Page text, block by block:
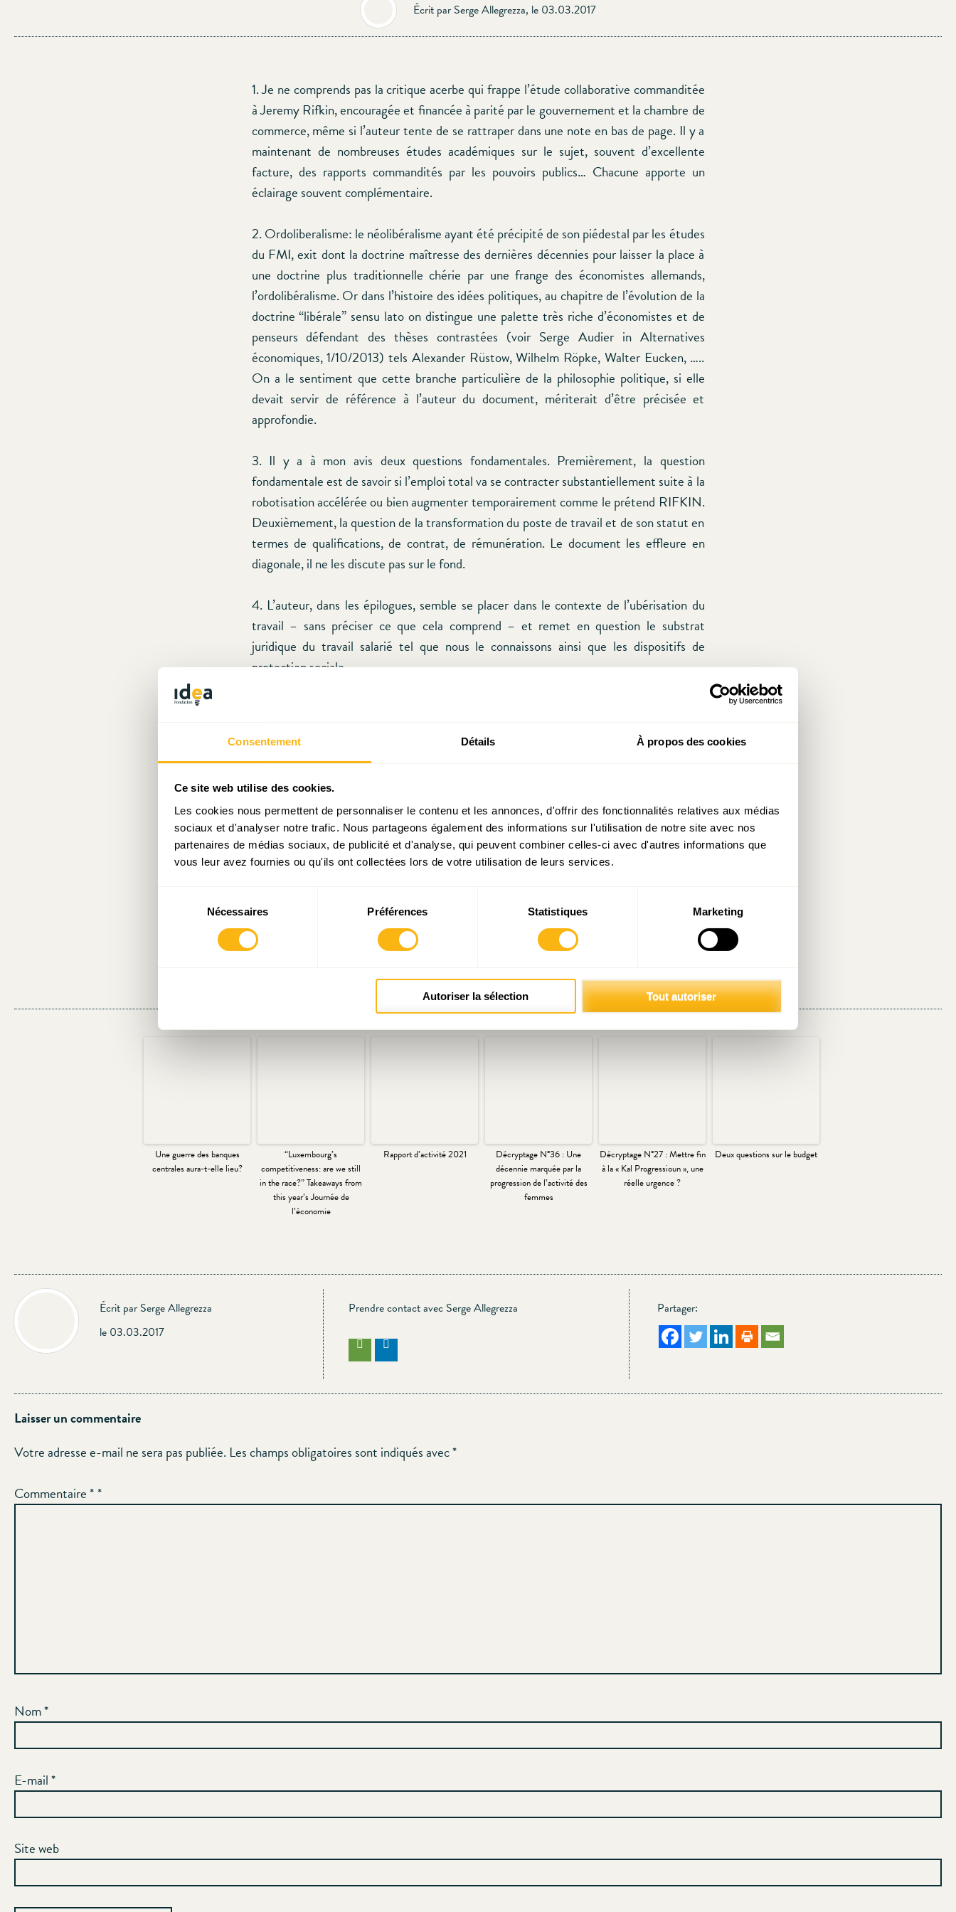
Consentement Détails À propos des cookies
Ce site web utilise des cookies.
Les cookies nous permettent de personnaliser le contenu et les annonces, d'offrir des fonctionnalités relatives aux médias
sociaux et d'analyser notre trafic. Nous partageons également des informations sur l'utilisation de notre site avec nos
partenaires de médias sociaux, de publicité et d'analyse, qui peuvent combiner celles-ci avec d'autres informations que
vous leur avez fournies ou qu'ils ont collectées lors de votre utilisation de leurs services.
consentement
Nécessaires Préférences Statistiques Marketing
Autoriser la sélection Tout autoriser
Écrit par Serge Allegrezza, le 03.03.2017
1. Je ne comprends pas la critique acerbe qui frappe l’étude collaborative commanditée
à Jeremy Rifkin, encouragée et financée à parité par le gouvernement et la chambre de
commerce, même si l’auteur tente de se rattraper dans une note en bas de page. Il y a
maintenant de nombreuses études académiques sur le sujet, souvent d’excellente
facture, des rapports commandités par les pouvoirs publics… Chacune apporte un
éclairage souvent complémentaire.
2. Ordoliberalisme: le néolibéralisme ayant été précipité de son piédestal par les études
du FMI, exit dont la doctrine maîtresse des dernières décennies pour laisser la place à
une doctrine plus traditionnelle chérie par une frange des économistes allemands,
l’ordolibéralisme. Or dans l’histoire des idées politiques, au chapitre de l’évolution de la
doctrine “libérale” sensu lato on distingue une palette très riche d’économistes et de
penseurs défendant des thèses contrastées (voir Serge Audier in Alternatives
économiques, 1/10/2013) tels Alexander Rüstow, Wilhelm Röpke, Walter Eucken, …..
On a le sentiment que cette branche particulière de la philosophie politique, si elle
devait servir de référence à l’auteur du document, mériterait d’être précisée et
approfondie.
3. Il y a à mon avis deux questions fondamentales. Premièrement, la question
fondamentale est de savoir si l’emploi total va se contracter substantiellement suite à la
robotisation accélérée ou bien augmenter temporairement comme le prétend RIFKIN.
Deuxièmement, la question de la transformation du poste de travail et de son statut en
termes de qualifications, de contrat, de rémunération. Le document les effleure en
diagonale, il ne les discute pas sur le fond.
4. L’auteur, dans les épilogues, semble se placer dans le contexte de l’ubérisation du
travail – sans préciser ce que cela comprend – et remet en question le substrat
juridique du travail salarié tel que nous le connaissons ainsi que les dispositifs de
protection sociale.
temps de travail (bien vu!), un contrôle d’immigration (au sein du marché intérieur?),
mais aussi l’introduction “la monnaie fondante, contrôle des naissances, règles strictes
encadrant la constitution de groupes d’entreprises, élimination de la propriété
intellectuelle, financement de logements sociaux par les entreprises” etc. Ces mesures
seraient indispensables pour contrer l’ubérisation du travail et le danger du précariat.
Le document lance un débat en s’attaquant frontalement à des institutions et à un
l’articulation argumentée entre les tendances supputées de la technologie et la liste de
remèdes disparates envisagés.
Articles liés
Une guerre des banques
centrales aura-t-elle lieu?
“Luxembourg’s
competitiveness: are we still
in the race?” Takeaways from
this year’s Journée de
l’économie
Rapport d’activité 2021
Décryptage N°36 : Une
décennie marquée par la
progression de l’activité des
femmes
Décryptage N°27 : Mettre fin
à la « Kal Progressioun », une
réelle urgence ?
Deux questions sur le budget
Écrit par Serge Allegrezza
le 03.03.2017
Prendre contact avec Serge Allegrezza Partager:
Laisser un commentaire
Votre adresse e-mail ne sera pas publiée. Les champs obligatoires sont indiqués avec*
Commentaire*
Nom*
E-mail*
Site web